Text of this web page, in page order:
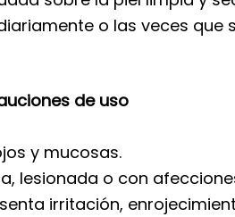
o las veces
de uso
y mucosas.
lesionada o con
irritación,